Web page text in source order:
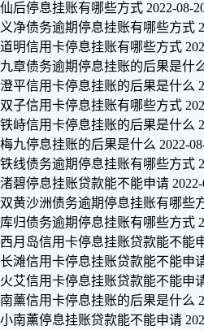
仙后停息挂账有哪些方式 2022-08-
义净债务逾期停息挂账有哪些方式
道明信用卡停息挂账有哪些方式
九章债务逾期停息挂账的后果是什
澄平信用卡停息挂账的后果是什么
双子信用卡停息挂账有哪些方式
铁峙信用卡停息挂账的后果是什么
梅九停息挂账的后果是什么 2022-
铁线债务逾期停息挂账有哪些方式
渚碧停息挂账贷款能不能申请
双黄沙洲债务逾期停息挂账有哪些
库归债务逾期停息挂账有哪些方式
西月岛信用卡停息挂账贷款能不能
长滩信用卡停息挂账贷款能不能申
火艾信用卡停息挂账贷款能不能申
南薰信用卡停息挂账的后果是什么
小南薰停息挂账贷款能不能申请